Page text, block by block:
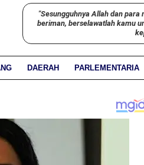
"Sesungguhnya Allah dan
beriman, berselawatlah kamu
DAERAH PARLEMENTARIA